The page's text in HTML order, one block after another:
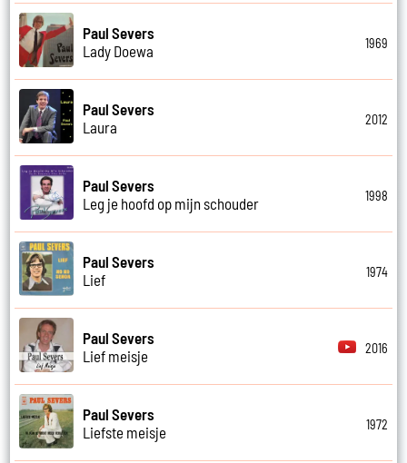
Paul Severs
Lady Doewa
1969
Paul Severs
Laura
2012
Paul Severs
Leg je hoofd op mijn schouder
1998
Paul Severs
Lief
1974
Paul Severs
Lief meisje
2016
Paul Severs
Liefste meisje
1972